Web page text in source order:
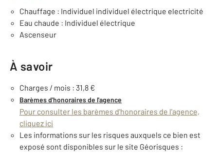
Chauffage : Individuel individuel électrique electricité
Eau chaude : Individuel électrique
Ascenseur
À savoir
Charges / mois : 31,8 €
Barèmes d'honoraires de l'agence
Pour consulter les barèmes d'honoraires de l'agence,
cliquez ici
Les informations sur les risques auxquels ce bien est
exposé sont disponibles sur le site Géorisques :